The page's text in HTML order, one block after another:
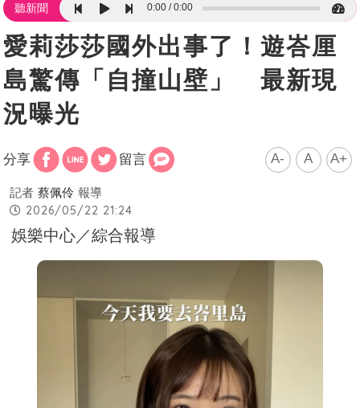
聽新聞 0:00 0:00
愛莉莎莎國外出事了！遊峇厘
島驚傳「自撞山壁」 最新現
況曝光
分享 留言 A- A A+
記者 蔡佩伶 報導
2026/05/22 21:24
娛樂中心／綜合報導